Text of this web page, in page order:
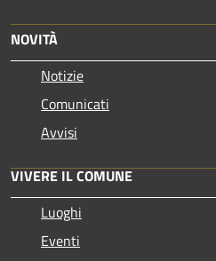
NOVITÀ
Notizie
Comunicati
Avvisi
VIVERE IL COMUNE
Luoghi
Eventi